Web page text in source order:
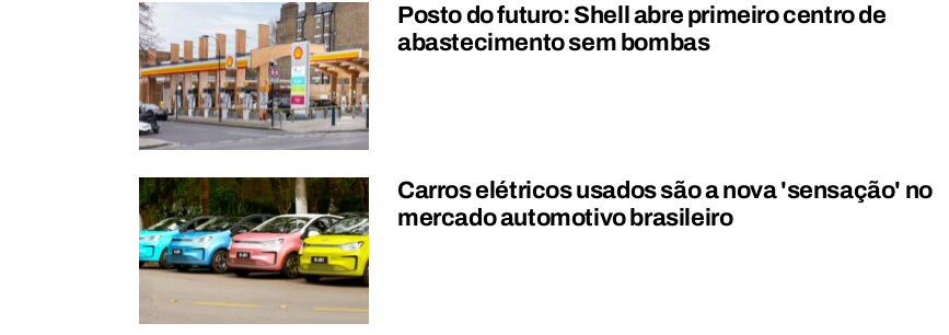
Posto do futuro: Shell abre primeiro centro de
abastecimento sem bombas
Carros elétricos usados são a nova 'sensação' no
mercado automotivo brasileiro